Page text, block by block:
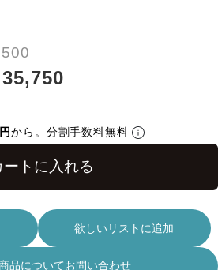
35,750
から。分割手数料無料
ートに入れる
欲しいリストに追加
品についてお問い合わせ